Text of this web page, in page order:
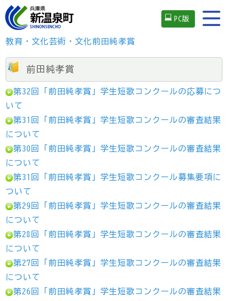
PC版
教育・文化芸術・文化前田純孝賞
前田純孝賞
第32回「前田純孝賞」学生短歌コンクールの応募につ
いて
第31回「前田純孝賞」学生短歌コンクールの審査結果
について
第30回「前田純孝賞」学生短歌コンクールの審査結果
について
第31回「前田純孝賞」学生短歌コンクール募集要項に
ついて
第29回「前田純孝賞」学生短歌コンクールの審査結果
について
第28回「前田純孝賞」学生短歌コンクールの審査結果
について
第27回「前田純孝賞」学生短歌コンクールの審査結果
について
第26回「前田純孝賞」学生短歌コンクールの審査結果